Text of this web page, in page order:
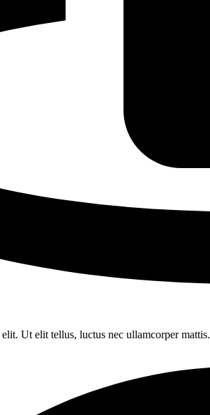
Ut elit tellus, luctus nec ullamcorper mattis.